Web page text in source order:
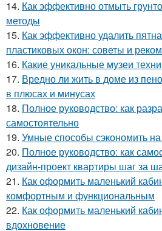
14. Как эффективно отмыть
методы
15. Как эффективно удалить
пластиковых окон: советы и
16. Какие уникальные музеи
17. Вредно ли жить в доме из
в плюсах и минусах
18. Полное руководство: как
самостоятельно
19. Умные способы сэкономить
20. Полное руководство: как
дизайн-проект квартиры шаг за
21. Как оформить маленький
комфортным и функциональным
22. Как оформить маленький
вдохновение